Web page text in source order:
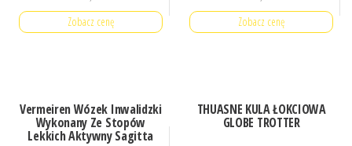
Zobacz cenę Zobacz cenę
Vermeiren Wózek Inwalidzki
Wykonany Ze Stopów
Lekkich Aktywny Sagitta
THUASNE KULA ŁOKCIOWA
GLOBE TROTTER